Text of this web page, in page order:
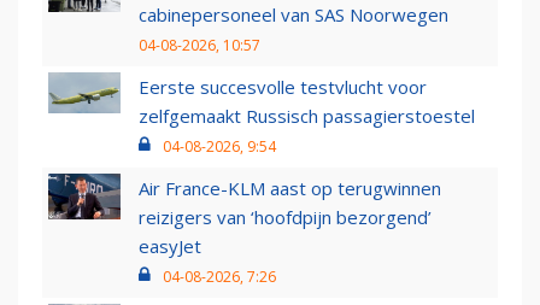
cabinepersoneel van SAS Noorwegen
04-08-2026, 10:57
Eerste succesvolle testvlucht voor
zelfgemaakt Russisch passagierstoestel
04-08-2026, 9:54
Air France-KLM aast op terugwinnen
reizigers van ‘hoofdpijn bezorgend’
easyJet
04-08-2026, 7:26